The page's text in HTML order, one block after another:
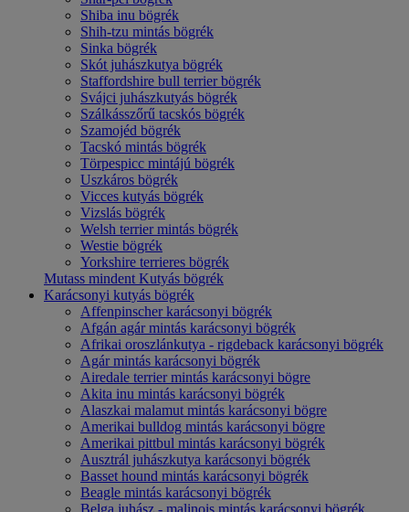
Shiba inu bögrék
Shih-tzu mintás bögrék
Sinka bögrék
Skót juhászkutya bögrék
Staffordshire bull terrier bögrék
Svájci juhászkutyás bögrék
Szálkásszőrű tacskós bögrék
Szamojéd bögrék
Tacskó mintás bögrék
Törpespicc mintájú bögrék
Uszkáros bögrék
Vicces kutyás bögrék
Vizslás bögrék
Welsh terrier mintás bögrék
Westie bögrék
Yorkshire terrieres bögrék
Mutass mindent Kutyás bögrék
Karácsonyi kutyás bögrék
Affenpinscher karácsonyi bögrék
Afgán agár mintás karácsonyi bögrék
Afrikai oroszlánkutya - rigdeback karácsonyi bögrék
Agár mintás karácsonyi bögrék
Airedale terrier mintás karácsonyi bögre
Akita inu mintás karácsonyi bögrék
Alaszkai malamut mintás karácsonyi bögre
Amerikai bulldog mintás karácsonyi bögre
Amerikai pittbul mintás karácsonyi bögrék
Ausztrál juhászkutya karácsonyi bögrék
Basset hound mintás karácsonyi bögrék
Beagle mintás karácsonyi bögrék
Belga juhász - malinois mintás karácsonyi bögrék